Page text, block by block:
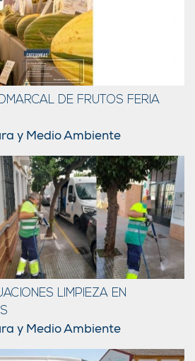
DE FRUTOS FERIA
y Medio Ambiente
LIMPIEZA EN
y Medio Ambiente